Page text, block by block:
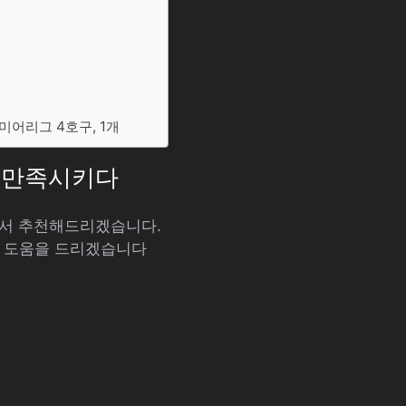
어리그 4호구, 1개
족시키다
추천해드리겠습니다.
움을 드리겠습니다